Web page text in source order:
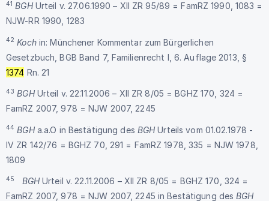
41 BGHUrteil v. 27.06.1990 – XII ZR 95/89 = FamRZ 1990, 1083 =
NJW-RR 1990, 1283
42 Kochin: Münchener Kommentar zum Bürgerlichen
Gesetzbuch, BGB Band 7, Familienrecht I, 6. Auflage 2013, §
1374 Rn. 21
43 BGHUrteil v. 22.11.2006 – XII ZR 8/05 = BGHZ 170, 324 =
FamRZ 2007, 978 = NJW 2007, 2245
44 BGHa.a.O in Bestätigung des BGHUrteils vom 01.02.1978 -
IV ZR 142/76 = BGHZ 70, 291 = FamRZ 1978, 335 = NJW 1978,
1809
45 BGHUrteil v. 22.11.2006 – XII ZR 8/05 = BGHZ 170, 324 =
FamRZ 2007, 978 = NJW 2007, 2245 in Bestätigung desBGH